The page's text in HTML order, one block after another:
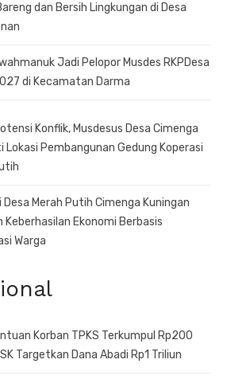
dan Bersih Lingkungan di Desa
Jadi Pelopor Musdes RKPDesa
di Kecamatan Darma
Konflik, Musdesus Desa Cimenga
Lokasi Pembangunan Gedung Koperasi
Desa Merah Putih Cimenga Kuningan
Keberhasilan Ekonomi Berbasis
Warga
Korban TPKS Terkumpul Rp200
Targetkan Dana Abadi Rp1 Triliun